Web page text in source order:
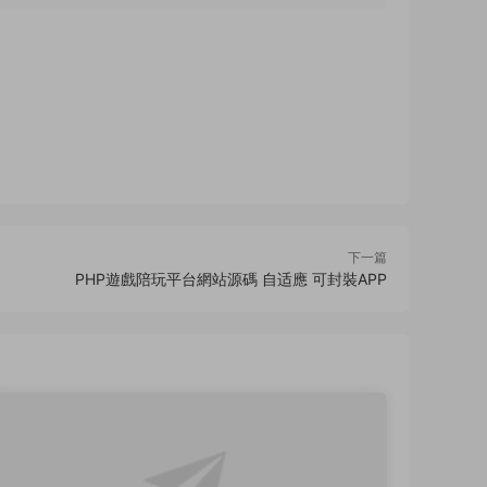
下一篇
PHP遊戲陪玩平台網站源碼 自适應 可封裝APP